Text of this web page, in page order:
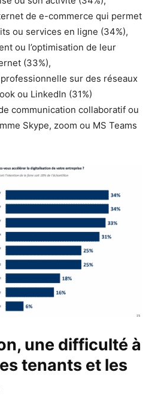
de e-commerce qui permet
ou services en ligne (34%),
ou l’optimisation de leur
(33%),
professionnelle sur des réseaux
ou LinkedIn (31%)
communication collaboratif ou
Skype, zoom ou MS Teams
une difficulté à
tenants et les